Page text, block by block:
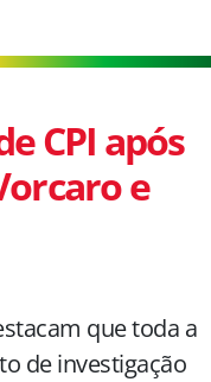
CPI após
e
que toda a
de investigação